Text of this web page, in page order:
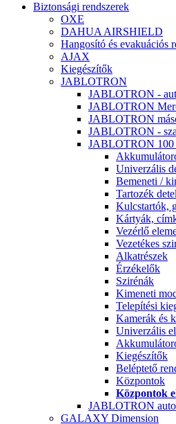
Biztonsági rendszerek
OXE
DAHUA AIRSHIELD
Hangosító és evakuációs
AJAX
Kiegészítők
JABLOTRON
JABLOTRON -
JABLOTRON
JABLOTRON
JABLOTRON -
JABLOTRON 100
Univerzális
Bemeneti /
Tartozék
Kulcstartók,
Kártyák,
Vezérlő
Vezetékes
Alkatrészek
Érzékelők
Szirénák
Kimeneti
Telepítési
Kamerák és
Univerzális
Kiegészítők
Beléptető
Központok
Központok
JABLOTRON
GALAXY Dimension